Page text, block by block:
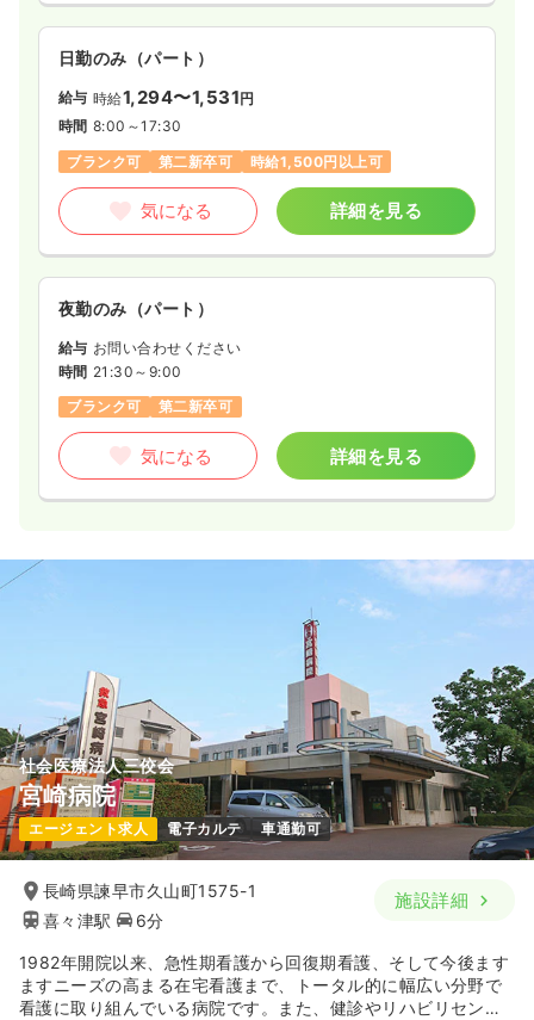
給与 お問い合わせください
時間 8:00～17:00
気になる
日勤のみ（パート） 一時募集休止
1,100
時給1,100円以上可
気になる
オペ室(手術室)正・准看護師 一般病院
日勤のみ（常勤）
※一例
オンコールあり
詳細を見る
日勤のみ（パート）
給与 時給1,294〜1,531円
時間 8:00～17:30
ブランク可
第二新卒可 時給1,500円以上可
気になる 詳細を見る
夜勤のみ（パート）
給与 お問い合わせください
時間 21:30～9:00
ブランク可
第二新卒可
気になる 詳細を見る
社会医療法人三佼会
宮崎病院
エージェント求人 電子カルテ 車通勤可
長崎県諫早市久山町1575-1
喜々津駅
6分
施設詳細
1982年開院以来、急性期看護から回復期看護、そして今後ます
ますニーズの高まる在宅看護まで、トータル的に幅広い分野で
看護に取り組んでいる病院です。また、健診やリハビリセンタ